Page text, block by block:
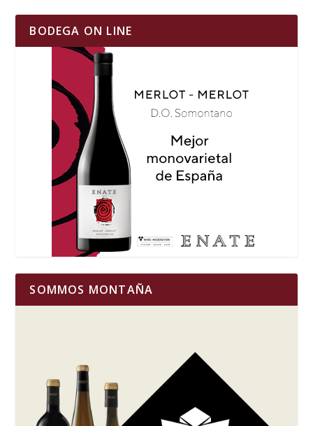
BODEGA ON LINE
SOMMOS MONTAÑA